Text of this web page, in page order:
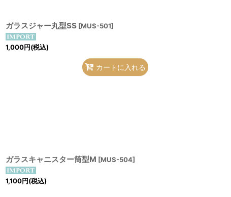
ガラスジャー丸型SS [MUS-501]
1,000円(税込)
カートに入れる
ガラスキャニスター筒型M [MUS-504]
1,100円(税込)